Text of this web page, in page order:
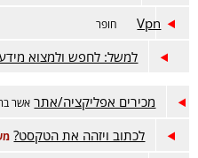
Vpn חופר
למשל: לחפש ולמצוא
מכירים אפליקציה/אתר אשר
לכתוב ויזהה את הטקסט?